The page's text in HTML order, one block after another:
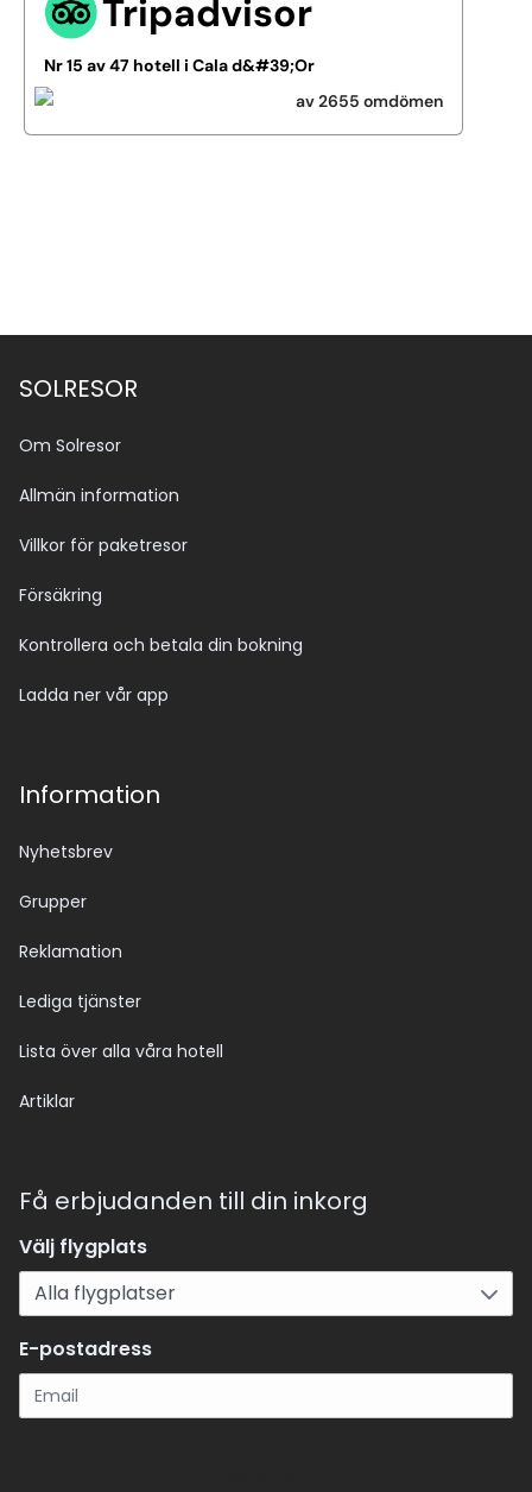
Tripadvisor
Nr 15 av 47 hotell i Cala d&#39;Or
av 2655 omdömen
SOLRESOR
Om Solresor
Allmän information
Villkor för paketresor
Försäkring
Kontrollera och betala din bokning
Ladda ner vår app
Information
Nyhetsbrev
Grupper
Reklamation
Lediga tjänster
Lista över alla våra hotell
Artiklar
Få erbjudanden till din inkorg
Välj flygplats
E-postadress